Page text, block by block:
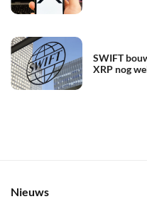
SWIFT
XRP nog
Nieuws